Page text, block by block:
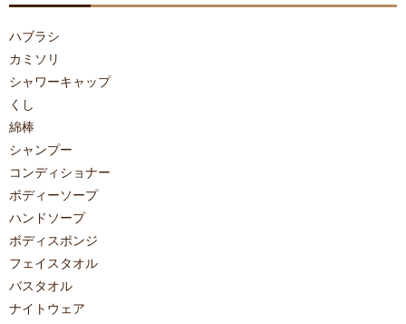
ハブラシ
カミソリ
シャワーキャップ
くし
綿棒
シャンプー
コンディショナー
ボディーソープ
ハンドソープ
ボディスポンジ
フェイスタオル
バスタオル
ナイトウェア